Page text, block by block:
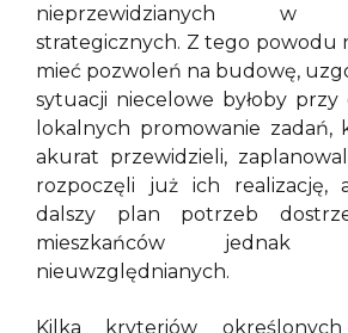
nieprzewidzianych w
strategicznych. Z tego powodu
mieć pozwoleń na budowę,
sytuacji niecelowe byłoby przy
lokalnych promowanie zadań,
akurat przewidzieli,
rozpoczęli już ich realizację,
dalszy plan potrzeb
mieszkańców
nieuwzględnianych.
Kilka kryteriów